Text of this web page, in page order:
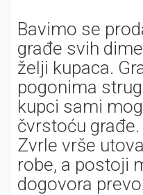
Bavimo se
građe svih
želji kupaca.
pogonima
kupci sami
čvrstoću
Zvrle vrše
robe, a postoji
dogovora